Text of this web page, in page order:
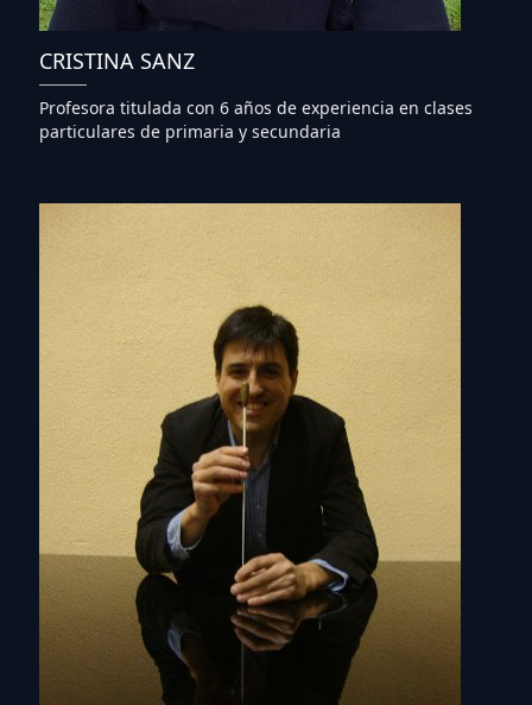
CRISTINA SANZ
Profesora titulada con 6 años de experiencia en clases
particulares de primaria y secundaria